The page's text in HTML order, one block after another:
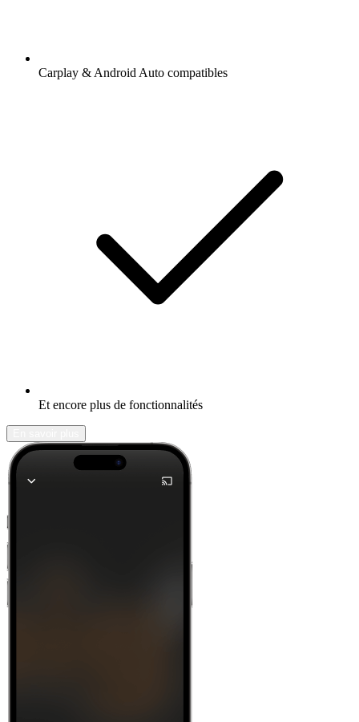
Carplay & Android Auto compatibles
Et encore plus de fonctionnalités